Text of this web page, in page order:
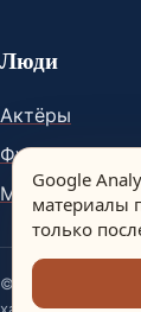
Люди
Актёры
Футболисты
Музыканты
© Spain Dream.
Google
материалы
только